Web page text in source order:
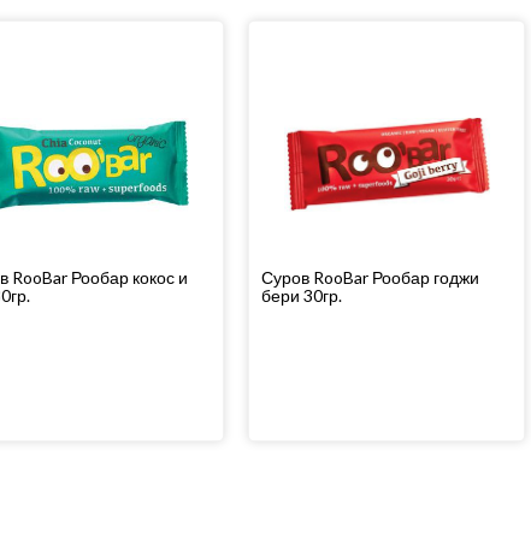
RooBar Рообар кокос и
Суров RooBar Рообар годжи
бери 30гр.